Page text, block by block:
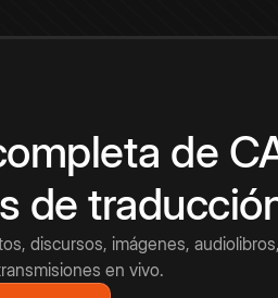
de
de
discursos, imágenes,
en vivo.